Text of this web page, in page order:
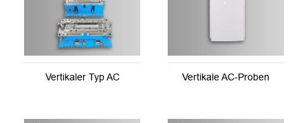
Vertikaler Typ AC Vertikale AC-Proben